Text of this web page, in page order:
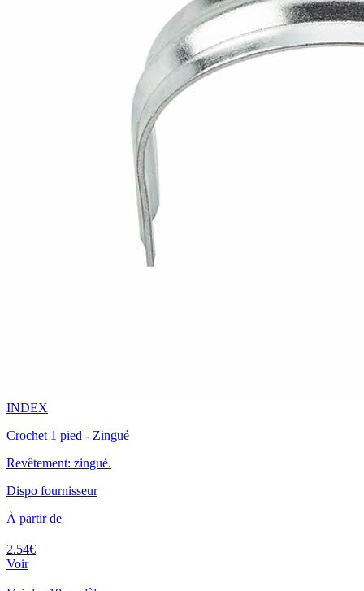
INDEX
Crochet 1 pied - Zingué
Revêtement: zingué.
Dispo fournisseur
À partir de
2.54€
Voir